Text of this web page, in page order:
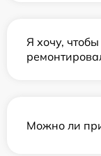
Я хочу,
Можно ли